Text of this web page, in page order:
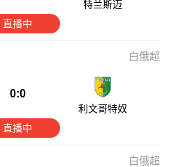
特兰斯迈
直播中
白俄超
0:0
利文哥特奴
直播中
白俄超